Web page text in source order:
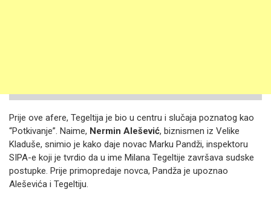
Prije ove afere, Tegeltija je bio u centru i slučaja poznatog kao
“Potkivanje”. Naime, Nermin Alešević, biznismen iz Velike
Kladuše, snimio je kako daje novac Marku Pandži, inspektoru
SIPA-e koji je tvrdio da u ime Milana Tegeltije završava sudske
postupke. Prije primopredaje novca, Pandža je upoznao
Aleševića i Tegeltiju.